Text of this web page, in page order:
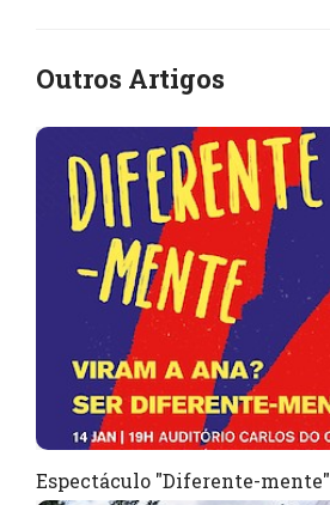
Outros Artigos
Espectáculo "Diferente-mente"